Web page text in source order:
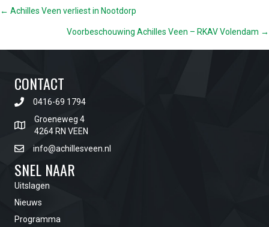
POSTS
NAVIGATION
← Achilles Veen verliest in Nootdorp
Voorbeschouwing Achilles Veen – RKAV Volendam →
CONTACT
0416-69 1794
Groeneweg 4
4264 RN VEEN
info@achillesveen.nl
SNEL NAAR
Uitslagen
Nieuws
Programma